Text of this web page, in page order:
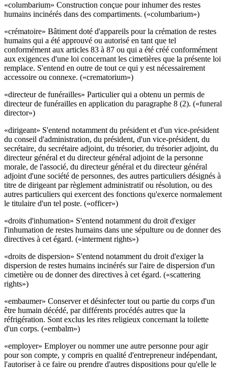
«columbarium» Construction conçue pour inhumer des restes
humains incinérés dans des compartiments. («columbarium»)
«crématoire» Bâtiment doté d'appareils pour la crémation de restes
humains qui a été approuvé ou autorisé en tant que tel
conformément aux articles 83 à 87 ou qui a été créé conformément
aux exigences d'une loi concernant les cimetières que la présente loi
remplace. S'entend en outre de tout ce qui y est nécessairement
accessoire ou connexe. («crematorium»)
«directeur de funérailles» Particulier qui a obtenu un permis de
directeur de funérailles en application du paragraphe 8 (2). («funeral
director»)
«dirigeant» S'entend notamment du président et d'un vice-président
du conseil d'administration, du président, d'un vice-président, du
secrétaire, du secrétaire adjoint, du trésorier, du trésorier adjoint, du
directeur général et du directeur général adjoint de la personne
morale, de l'associé, du directeur général et du directeur général
adjoint d'une société de personnes, des autres particuliers désignés à
titre de dirigeant par règlement administratif ou résolution, ou des
autres particuliers qui exercent des fonctions qu'exerce normalement
le titulaire d'un tel poste. («officer»)
«droits d'inhumation» S'entend notamment du droit d'exiger
l'inhumation de restes humains dans une sépulture ou de donner des
directives à cet égard. («interment rights»)
«droits de dispersion» S'entend notamment du droit d'exiger la
dispersion de restes humains incinérés sur l'aire de dispersion d'un
cimetière ou de donner des directives à cet égard. («scattering
rights»)
«embaumer» Conserver et désinfecter tout ou partie du corps d'un
être humain décédé, par différents procédés autres que la
réfrigération. Sont exclus les rites religieux concernant la toilette
d'un corps. («embalm»)
«employer» Employer ou nommer une autre personne pour agir
pour son compte, y compris en qualité d'entrepreneur indépendant,
l'autoriser à ce faire ou prendre d'autres dispositions pour qu'elle le